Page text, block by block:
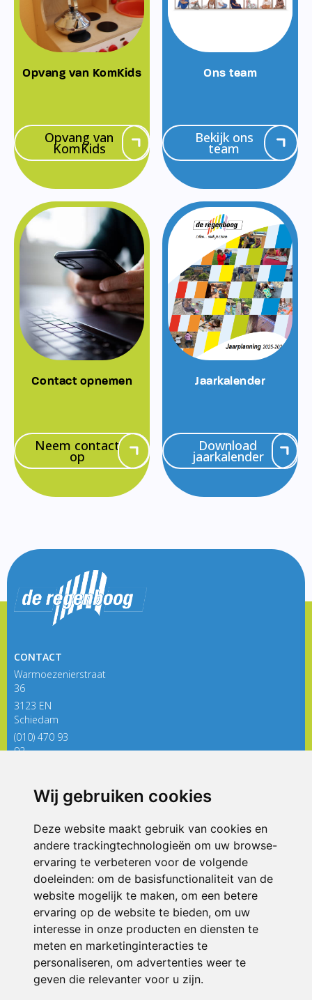
Wij gebruiken cookies
Deze website maakt gebruik van cookies en
andere trackingtechnologieën om uw browse-
ervaring te verbeteren voor de volgende
doeleinden: om de basisfunctionaliteit van de
website mogelijk te maken, om een betere
ervaring op de website te bieden, om uw
interesse in onze producten en diensten te
meten en marketinginteracties te
personaliseren, om advertenties weer te
geven die relevanter voor u zijn.
Opvang van KomKids
Opvang van
KomKids
Ons team
Bekijk ons
team
Contact opnemen
Neem contact
op
Jaarkalender
Download
jaarkalender
CONTACT
Warmoezenierstraat
36
3123 EN
Schiedam
(010) 470 93
92
ONDERDEEL VAN
© 2026 De Regenboog | Alle rechten voorbehouden
Privacy policy|Disclaimer| Klachtenregeling|RSIN en Anbi
voorkeuren